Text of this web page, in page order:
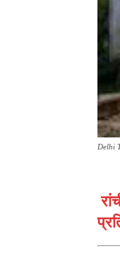
Delhi